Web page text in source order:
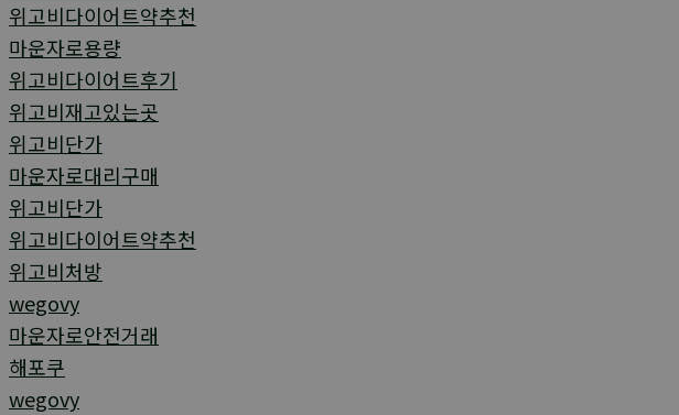
위고비다이어트약추천
마운자로용량
위고비다이어트후기
위고비재고있는곳
위고비단가
마운자로대리구매
위고비단가
위고비다이어트약추천
위고비처방
wegovy
마운자로안전거래
해포쿠
wegovy